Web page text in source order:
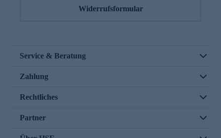
Widerrufsformular
Service & Beratung
Zahlung
Rechtliches
Partner